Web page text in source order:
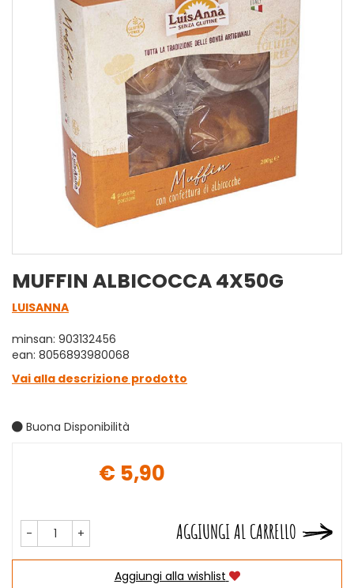
MUFFIN ALBICOCCA 4X50G
LUISANNA
minsan: 903132456
ean: 8056893980068
Vai alla descrizione prodotto
Buona Disponibilità
€ 5,90
- + AGGIUNGI AL CARRELLO
Aggiungi alla wishlist